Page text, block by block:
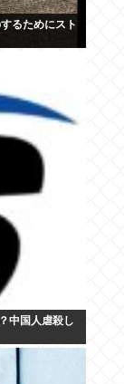
るためにスト
中国人虐殺し